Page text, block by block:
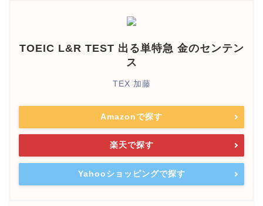
TOEIC L&R TEST 出る単特急 金のセンテン
ス
TEX 加藤
Amazonで探す
楽天で探す
Yahooショッピングで探す